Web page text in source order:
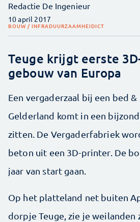
Redactie De Ingenieur
10 april 2017
BOUW / INFRADUURZAAMHEIDICT
Teuge krijgt eerste
gebouw van Europa
Een vergaderzaal bij een bed
Gelderland komt in een
zitten. De Vergaderfabriek
beton uit een 3D-printer. De
jaar van start gaan.
Op het platteland net buiten
dorpje Teuge, zie je